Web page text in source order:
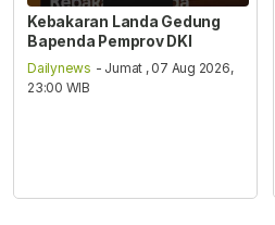
Kebakaran Landa Gedung
Bapenda Pemprov DKI
Dailynews - Jumat , 07 Aug 2026,
23:00 WIB